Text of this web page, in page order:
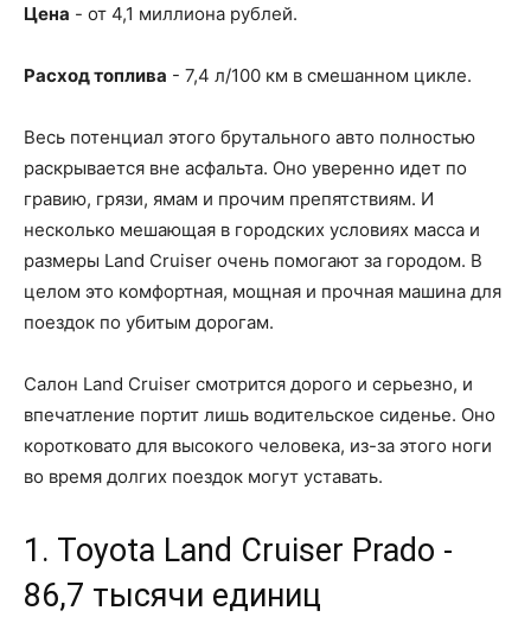
Цена - от 4,1 миллиона рублей.
Расход топлива - 7,4 л/100 км в смешанном цикле.
Весь потенциал этого брутального авто полностью
раскрывается вне асфальта. Оно уверенно идет по
гравию, грязи, ямам и прочим препятствиям. И
несколько мешающая в городских условиях масса и
размеры Land Cruiser очень помогают за городом. В
целом это комфортная, мощная и прочная машина для
поездок по убитым дорогам.
Салон Land Cruiser смотрится дорого и серьезно, и
впечатление портит лишь водительское сиденье. Оно
коротковато для высокого человека, из-за этого ноги
во время долгих поездок могут уставать.
1. Toyota Land Cruiser Prado -
86,7 тысячи единиц